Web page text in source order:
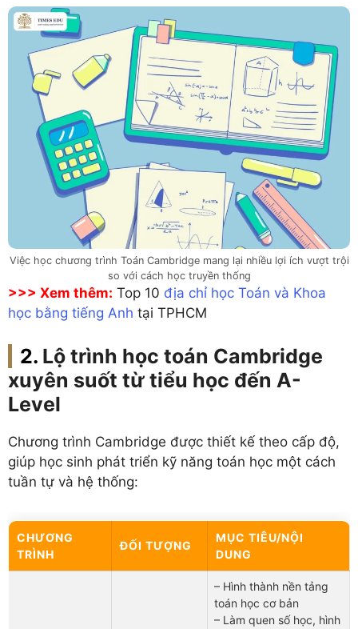
Việc học chương trình Toán Cambridge mang lại nhiều lợi ích vượt trội
so với cách học truyền thống
>>> Xem thêm: Top 10 địa chỉ học Toán và Khoa
học bằng tiếng Anh tại TPHCM
Lộ trình học toán Cambridge
xuyên suốt từ tiểu học đến A-
Level
Chương trình Cambridge được thiết kế theo cấp độ,
giúp học sinh phát triển kỹ năng toán học một cách
tuần tự và hệ thống:
CHƯƠNG
TRÌNH
ĐỐI TƯỢNG
MỤC TIÊU/NỘI
DUNG
– Hình thành nền tảng
toán học cơ bản
– Làm quen số học, hình